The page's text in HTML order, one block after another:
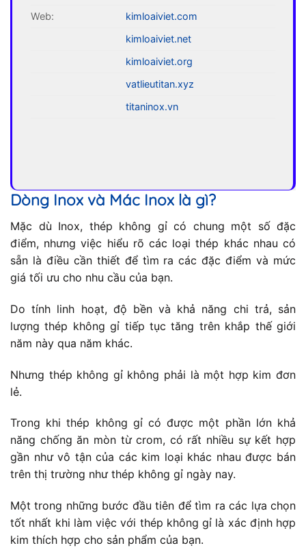
Web:
kimloaiviet.com
kimloaiviet.net
kimloaiviet.org
vatlieutitan.xyz
titaninox.vn
Dòng Inox và Mác Inox là gì?
Mặc dù Inox, thép không gỉ có chung một số đặc
điểm, nhưng việc hiểu rõ các loại thép khác nhau có
sẵn là điều cần thiết để tìm ra các đặc điểm và mức
giá tối ưu cho nhu cầu của bạn.
Do tính linh hoạt, độ bền và khả năng chi trả, sản
lượng thép không gỉ tiếp tục tăng trên khắp thế giới
năm này qua năm khác.
Nhưng thép không gỉ không phải là một hợp kim đơn
lẻ.
Trong khi thép không gỉ có được một phần lớn khả
năng chống ăn mòn từ crom, có rất nhiều sự kết hợp
gần như vô tận của các kim loại khác nhau được bán
trên thị trường như thép không gỉ ngày nay.
Một trong những bước đầu tiên để tìm ra các lựa chọn
tốt nhất khi làm việc với thép không gỉ là xác định hợp
kim thích hợp cho sản phẩm của bạn.